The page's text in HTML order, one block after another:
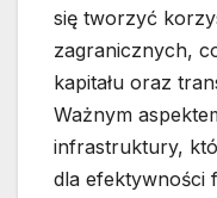
się tworzyć
zagranicznych,
kapitału oraz
Ważnym
infrastruktury,
dla efektywności